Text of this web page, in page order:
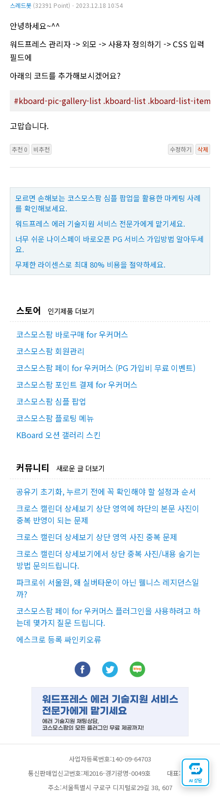
스레드봇 (32391 Point)ㆍ2023.12.18 10:54
안녕하세요~^^
워드프레스 관리자 -> 외모 -> 사용자 정의하기 -> CSS 입력
필드에
아래의 코드를 추가해보시겠어요?
#kboard-pic-gallery-list .kboard-list .kboard-list-item
고맙습니다.
추천 0 비추천 수정하기 삭제
모르면 손해보는 코스모스팜 심플 팝업을 활용한 마케팅 사례
를 확인해보세요.
워드프레스 에러 기술지원 서비스 전문가에게 맡기세요.
너무 쉬운 나이스페이 바로오픈 PG 서비스 가입방법 알아두세
요.
무제한 라이센스로 최대 80% 비용을 절약하세요.
스토어 인기제품 더보기
코스모스팜 바로구매 for 우커머스
코스모스팜 회원관리
코스모스팜 페이 for 우커머스 (PG 가입비 무료 이벤트)
코스모스팜 포인트 결제 for 우커머스
코스모스팜 심플 팝업
코스모스팜 플로팅 메뉴
KBoard 오션 갤러리 스킨
커뮤니티 새로운 글 더보기
공유기 초기화, 누르기 전에 꼭 확인해야 할 설정과 순서
크로스 캘린더 상세보기 상단 영역에 하단의 본문 사진이
중복 반영이 되는 문제
크로스 캘린더 상세보기 상단 영역 사진 중복 문제
크로스 캘린더 상세보기에서 상단 중복 사진/내용 숨기는
방법 문의드립니다.
파크로쉬 서울원, 왜 실버타운이 아닌 웰니스 레지던스일
까?
코스모스팜 페이 for 우커머스 플러그인을 사용하려고 하
는데 몇가지 질문 드립니다.
에스크로 등록 싸인키오류
사업자등록번호:140-09-64703
통신판매업신고번호:제2016-경기광명-0049호
대표:채찬
주소:서울특별시 구로구 디지털로29길 38, 607
AI 상담